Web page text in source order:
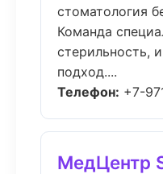
стоматология
Команда
стерильность,
подход....
Телефон: +7-
МедЦентр